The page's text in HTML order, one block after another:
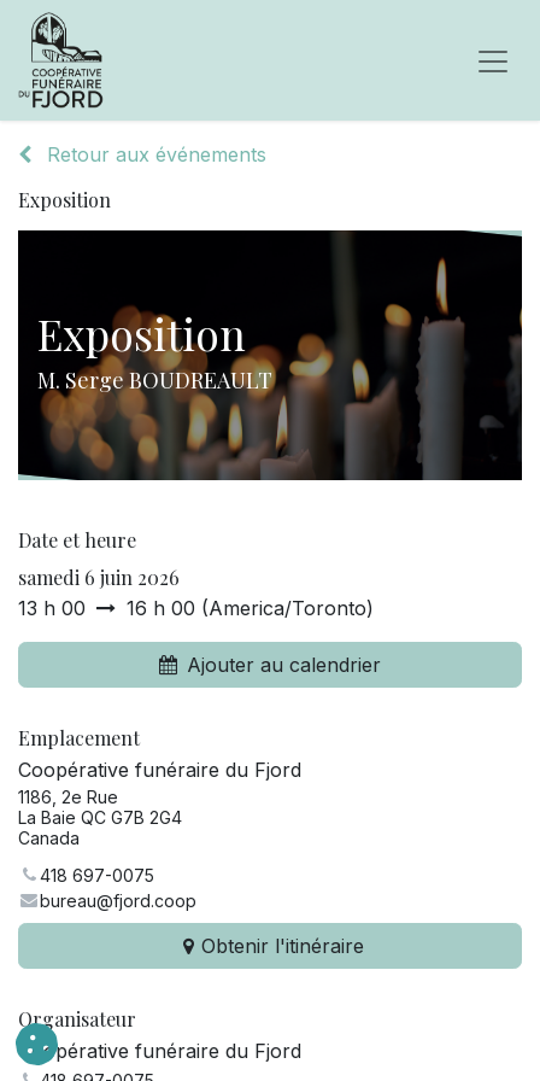
Retour aux événements
Exposition
Exposition
M. Serge BOUDREAULT
Date et heure
samedi 6 juin 2026
13 h 00 16 h 00 (America/Toronto)
Ajouter au calendrier
Emplacement
Coopérative funéraire du Fjord
1186, 2e Rue
La Baie QC G7B 2G4
Canada
418 697-0075
bureau@fjord.coop
Obtenir l'itinéraire
Organisateur
Coopérative funéraire du Fjord